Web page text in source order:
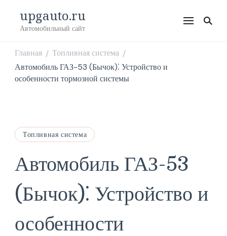
upgauto.ru
Автомобильный сайт
Главная / Топливная система /
Автомобиль ГАЗ-53 (Бычок)⁚ Устройство и
особенности тормозной системы
Топливная система
Автомобиль ГАЗ-53
(Бычок)⁚ Устройство и
особенности